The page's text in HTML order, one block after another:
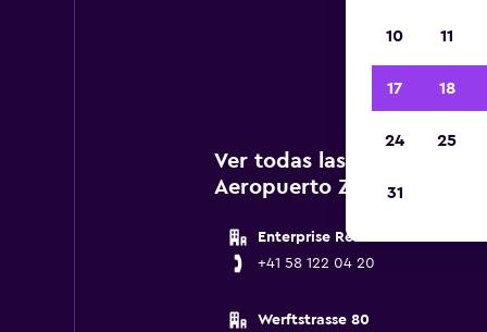
A
Ver todas las agencias de
Aeropuerto Zúrich
Enterprise Rent A Car
+41 58 122 04 20
Werftstrasse 80
10 11
17 18
24 25
31